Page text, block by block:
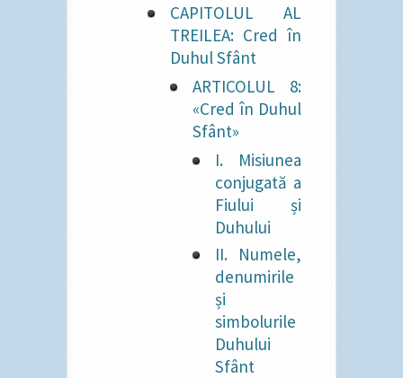
CAPITOLUL AL
TREILEA: Cred în
Duhul Sfânt
ARTICOLUL 8:
«Cred în Duhul
Sfânt»
I. Misiunea
conjugată a
Fiului și
Duhului
II. Numele,
denumirile
și
simbolurile
Duhului
Sfânt